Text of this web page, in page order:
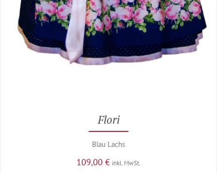
Flori
Blau Lachs
109,00 € inkl. MwSt.